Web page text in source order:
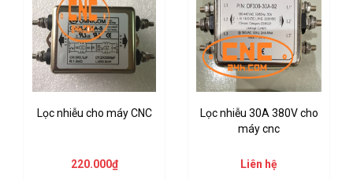
Lọc nhiễu cho máy CNC
220.000₫
Lọc nhiễu 30A 380V cho
máy cnc
Liên hệ